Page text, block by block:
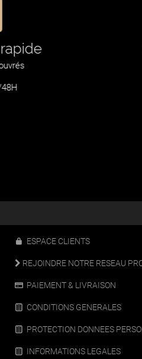
En direct
ESPACE CLIENTS
REJOINDRE NOTRE RESEAU
PAIEMENT & LIVRAISON
CONDITIONS GENERALES
PROTECTION DONNEES
INFORMATIONS LEGALES